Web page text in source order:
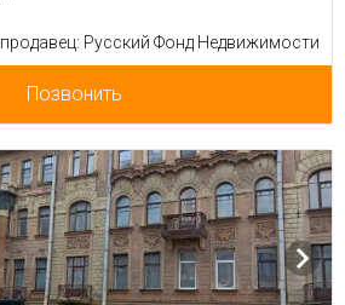
продавец: Русский Фонд Недвижимости
Позвонить